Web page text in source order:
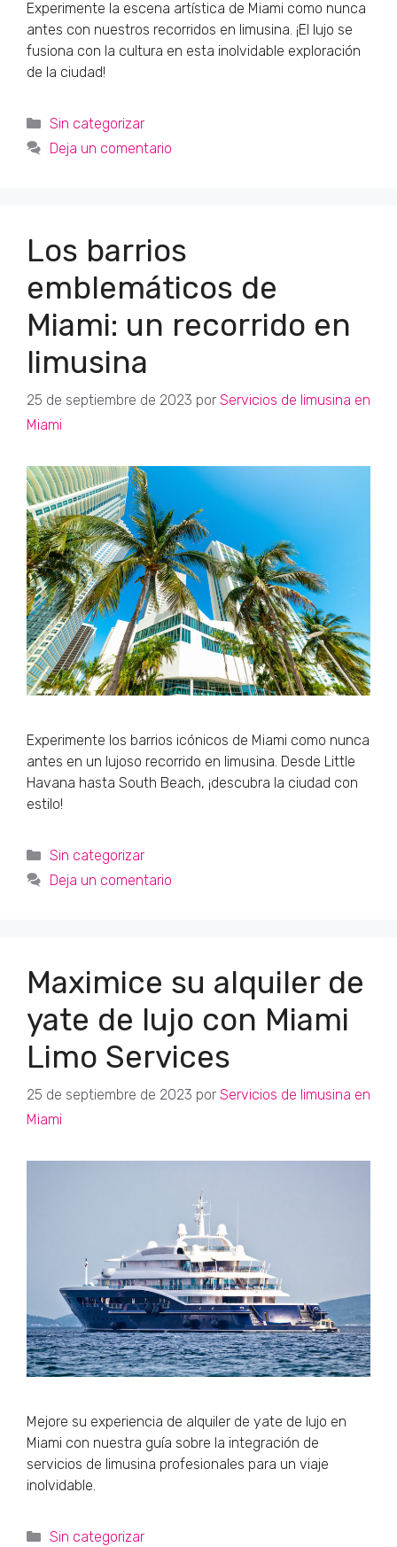
Experimente la escena artística de Miami como nunca
antes con nuestros recorridos en limusina. ¡El lujo se
fusiona con la cultura en esta inolvidable exploración
de la ciudad!
Categorías
Sin categorizar
Deja un comentario
Los barrios
emblemáticos de
Miami: un recorrido en
limusina
25 de septiembre de 2023 por Servicios de limusina en
Miami
Experimente los barrios icónicos de Miami como nunca
antes en un lujoso recorrido en limusina. Desde Little
Havana hasta South Beach, ¡descubra la ciudad con
estilo!
Categorías
Sin categorizar
Deja un comentario
Maximice su alquiler de
yate de lujo con Miami
Limo Services
25 de septiembre de 2023 por Servicios de limusina en
Miami
Mejore su experiencia de alquiler de yate de lujo en
Miami con nuestra guía sobre la integración de
servicios de limusina profesionales para un viaje
inolvidable.
Categorías
Sin categorizar